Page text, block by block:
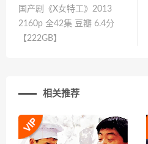
国产剧《X女特工》2013
2160p 全42集 豆瓣 6.4分
【222GB】
相关推荐